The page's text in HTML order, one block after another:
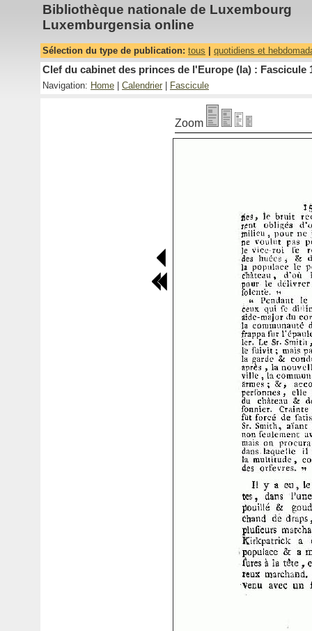
Bibliothèque nationale de Luxembourg
Luxemburgensia online
Sélection du type de publication: tous quotidiens et
Clef du cabinet des princes de l'Europe (la) : Fascicule
Navigation: Home Calendrier Fascicule
Zoom